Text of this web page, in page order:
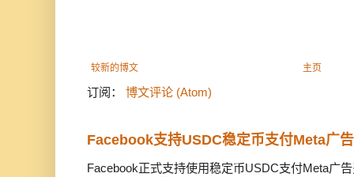
较新的博文 主页
订阅： 博文评论 (Atom)
Facebook支持USDC稳定币支付Meta广
Facebook正式支持使用稳定币USDC支付Meta广